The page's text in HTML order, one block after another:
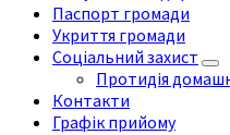
Паспорт громади
Укриття громади
Соціальний захист
Протидія
Контакти
Графік прийому